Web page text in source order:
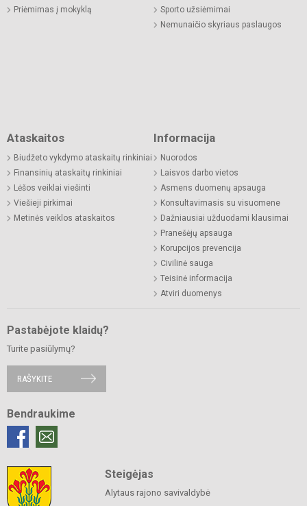
Priėmimas į mokyklą
Sporto užsiėmimai
Nemunaičio skyriaus paslaugos
Ataskaitos
Biudžeto vykdymo ataskaitų rinkiniai
Finansinių ataskaitų rinkiniai
Lėšos veiklai viešinti
Viešieji pirkimai
Metinės veiklos ataskaitos
Informacija
Nuorodos
Laisvos darbo vietos
Asmens duomenų apsauga
Konsultavimasis su visuomene
Dažniausiai užduodami klausimai
Pranešėjų apsauga
Korupcijos prevencija
Civilinė sauga
Teisinė informacija
Atviri duomenys
Pastabėjote klaidų?
Turite pasiūlymų?
RAŠYKITE
Bendraukime
Steigėjas
Alytaus rajono savivaldybė